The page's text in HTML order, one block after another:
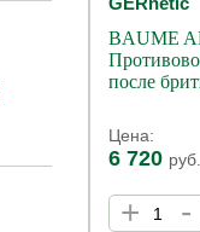
BAUME
после
Цена:
6 720 руб.
+ -